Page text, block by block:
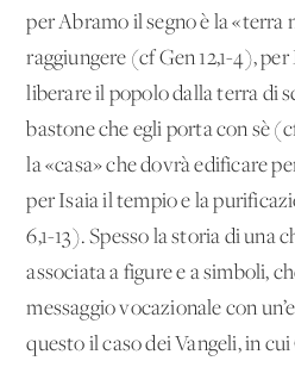
per Abramo il segno è la «terra
raggiungere (cf Gen 12,1-4),
liberare il popolo dalla terra di
bastone che egli porta con sè
la «casa» che dovrà edificare
per Isaia il tempio e la
6,1-13). Spesso la storia di una
associata a figure e a simboli,
messaggio vocazionale con
questo il caso dei Vangeli, in